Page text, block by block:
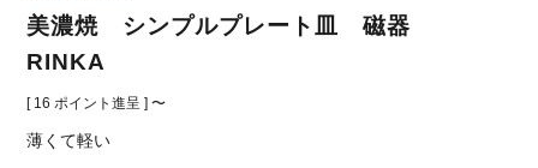
美濃焼 シンプルプレート皿 磁器
RINKA
[ 16 ポイント進呈 ] 〜
薄くて軽い